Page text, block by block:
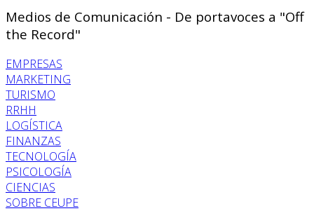
Medios de Comunicación - De portavoces a "Off
the Record"
EMPRESAS
MARKETING
TURISMO
RRHH
LOGÍSTICA
FINANZAS
TECNOLOGÍA
PSICOLOGÍA
CIENCIAS
SOBRE CEUPE